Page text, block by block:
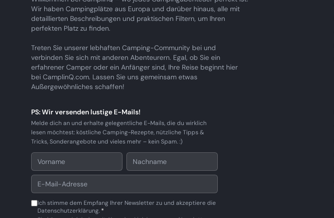
Wir haben Campingplätze aus Europa und darüber hinaus, alle mit
detaillierten Beschreibungen und praktischen Filtern, um Ihren
perfekten Platz zu finden.
Treten Sie unserer lebhaften Camping-Community bei und
verbinden Sie sich mit anderen Abenteurern. Egal, ob Sie ein
erfahrener Camper oder ein Anfänger sind, Ihre Reise beginnt hier
bei CamplinQ.com. Lassen Sie uns gemeinsam etwas
Außergewöhnliches schaffen!
PS: Wir versenden lustige E-Mails!
Melde dich an und erhalte gelegentliche E-Mails, die du wirklich
lesen möchtest: köstliche Camping-Rezepte, nützliche Tipps &
Tricks, Sonderangebote und vieles mehr – kein Spam. :)
Ich stimme dem Empfang Ihrer Newsletter zu und akzeptiere die
Datenschutzerklärung. *